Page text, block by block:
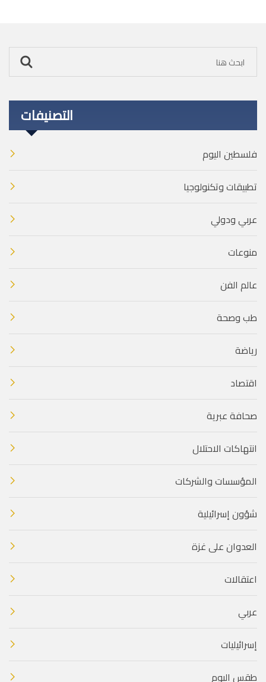
التصنيفات
فلسطين اليوم
تطبيقات وتكنولوجيا
عربي ودولي
منوعات
عالم الفن
طب وصحة
رياضة
اقتصاد
صحافة عبرية
انتهاكات الاحتلال
المؤسسات والشركات
شؤون إسرائيلية
العدوان على غزة
اعتقالات
عربي
إسرائيليات
طقس اليوم